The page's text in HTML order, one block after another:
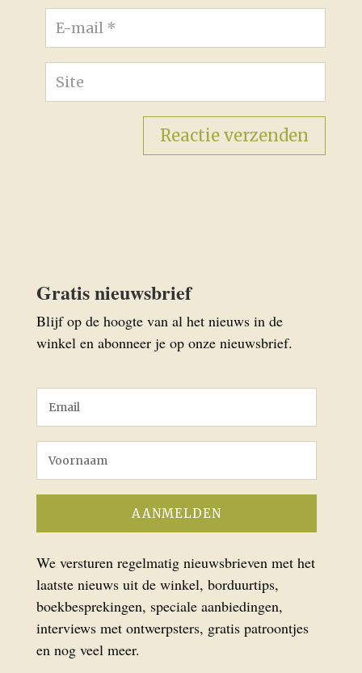
Gratis nieuwsbrief
Blijf op de hoogte van al het nieuws in de
winkel en abonneer je op onze nieuwsbrief.
We versturen regelmatig nieuwsbrieven met het
laatste nieuws uit de winkel, borduurtips,
boekbesprekingen, speciale aanbiedingen,
interviews met ontwerpsters, gratis patroontjes
en nog veel meer.